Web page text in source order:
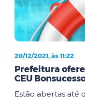
20/12/2021, às 11:22
Prefeitura
CEU
Estão abertas até